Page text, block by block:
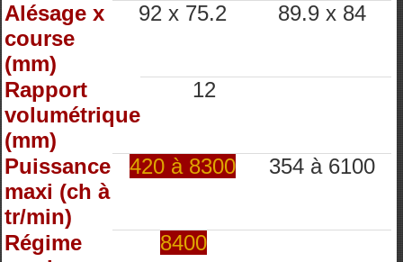
Alésage x
course
(mm)
92 x 75.2 89.9 x 84
Rapport
volumétrique
(mm)
12
Puissance
maxi (ch à
tr/min)
420 à 8300 354 à 6100
Régime
8400